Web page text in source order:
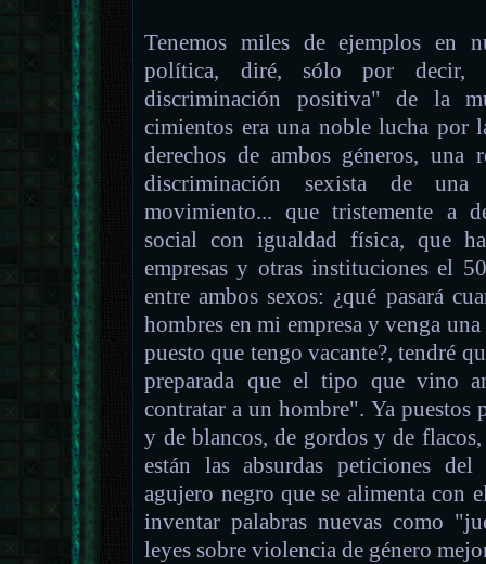
Tenemos miles de ejemplos en
política, diré, sólo por decir,
discriminación positiva" de la
cimientos era una noble lucha por
derechos de ambos géneros,
discriminación sexista de una
movimiento... que tristemente a
social con igualdad física, que
empresas y otras instituciones el
entre ambos sexos: ¿qué pasará
hombres en mi empresa y venga
puesto que tengo vacante?, tendré
preparada que el tipo que vino
contratar a un hombre". Ya puestos
y de blancos, de gordos y de
están las absurdas peticiones
agujero negro que se alimenta con
inventar palabras nuevas como
leyes sobre violencia de género